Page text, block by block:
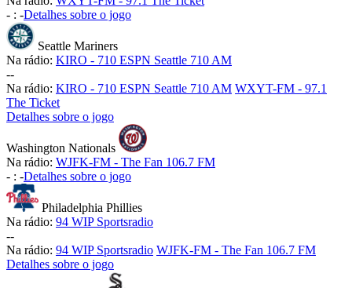
- : -Detalhes sobre o jogo
Seattle Mariners
Na rádio: KIRO - 710 ESPN Seattle 710 AM
--
Na rádio: KIRO - 710 ESPN Seattle 710 AM WXYT-FM - 97.1
The Ticket
Detalhes sobre o jogo
Washington Nationals
Na rádio: WJFK-FM - The Fan 106.7 FM
- : -Detalhes sobre o jogo
Philadelphia Phillies
Na rádio: 94 WIP Sportsradio
--
Na rádio: 94 WIP Sportsradio WJFK-FM - The Fan 106.7 FM
Detalhes sobre o jogo